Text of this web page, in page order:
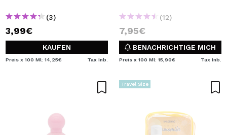
(3)
3,99€
KAUFEN
Preis x 100 Ml: 14,25€ Tax Inb.
(12)
7,95€
BENACHRICHTIGE MICH
Preis x 100 Ml: 15,90€ Tax Inb.
Travel Size